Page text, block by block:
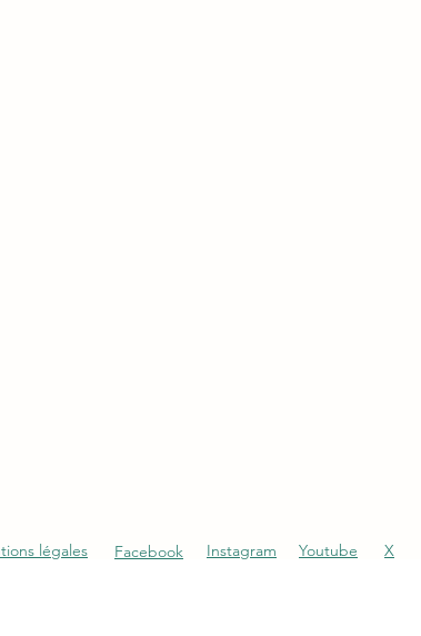
légales Facebook Instagram Youtube X